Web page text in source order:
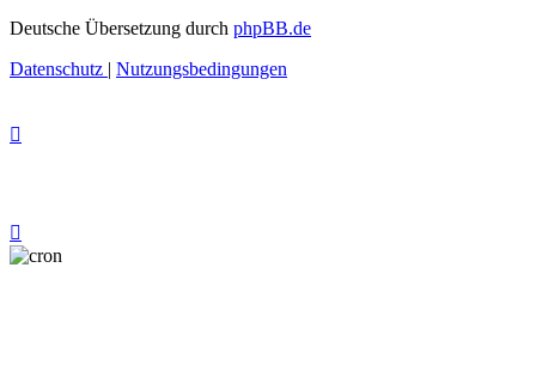
Deutsche Übersetzung durch phpBB.de
Datenschutz | Nutzungsbedingungen